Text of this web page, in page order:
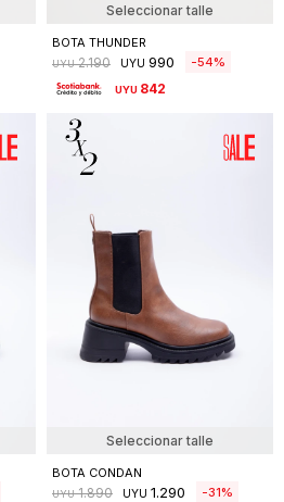
Seleccionar talle
BOTA THUNDER
UYU 2.190 UYU 990 54
UYU 842
Seleccionar talle
BOTA CONDAN
UYU 1.890 UYU 1.290 31